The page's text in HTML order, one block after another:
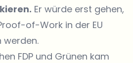
Er würde erst gehen,
of-Work in der EU
FDP und Grünen kam